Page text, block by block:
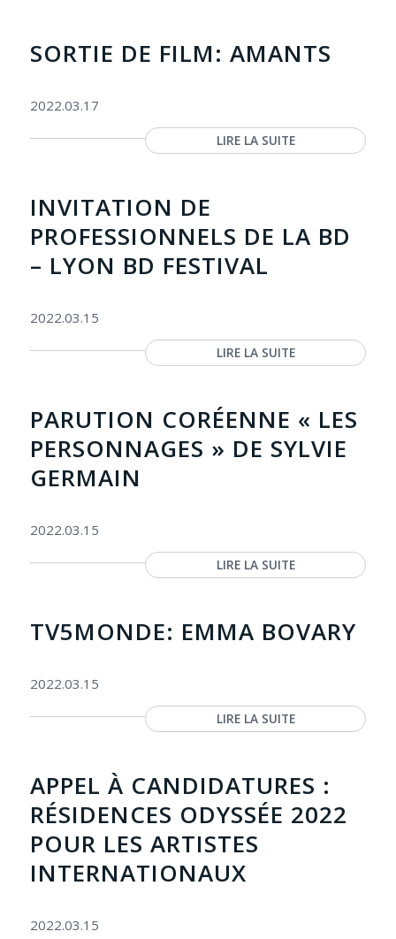
SORTIE DE FILM: AMANTS
2022.03.17
LIRE LA SUITE
INVITATION DE
PROFESSIONNELS DE LA BD
– LYON BD FESTIVAL
2022.03.15
LIRE LA SUITE
PARUTION CORÉENNE « LES
PERSONNAGES » DE SYLVIE
GERMAIN
2022.03.15
LIRE LA SUITE
TV5MONDE: EMMA BOVARY
2022.03.15
LIRE LA SUITE
APPEL À CANDIDATURES :
RÉSIDENCES ODYSSÉE 2022
POUR LES ARTISTES
INTERNATIONAUX
2022.03.15